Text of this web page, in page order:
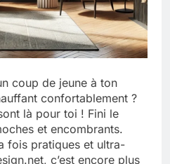
sur les impatiens de
: culture et entretien
les inconvénients de
gunnii pour votre jardin
coup de jeune à ton
confortablement ?
là pour toi ! Fini le
et encombrants.
fois pratiques et ultra-
c’est encore plus